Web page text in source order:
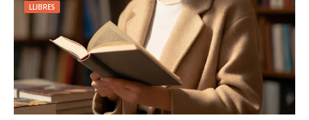
LLIBRES